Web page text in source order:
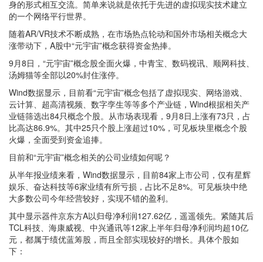
身的形式相互交流。简单来说就是依托于先进的虚拟现实技术建立
的一个网络平行世界。
随着AR/VR技术不断成熟，在市场热点轮动和国外市场相关概念大
涨带动下，A股中“元宇宙”概念获得资金热捧。
9月8日，“元宇宙”概念股全面火爆，中青宝、数码视讯、顺网科技、
汤姆猫等全部以20%封住涨停。
Wind数据显示，目前看“元宇宙”概念包括了虚拟现实、网络游戏、
云计算、超高清视频、数字孪生等等多个产业链，Wind根据相关产
业链筛选出84只概念个股。从市场表现看，9月8日上涨有73只，占
比高达86.9%。其中25只个股上涨超过10%，可见板块里概念个股
火爆，全面受到资金追捧。
目前和“元宇宙”概念相关的公司业绩如何呢？
从半年报业绩来看，Wind数据显示，目前84家上市公司，仅有星辉
娱乐、奋达科技等6家业绩有所亏损，占比不足8%。可见板块中绝
大多数公司今年经营较好，实现不错的盈利。
其中显示器件京东方A以归母净利润127.62亿，遥遥领先。紧随其后
TCL科技、海康威视、中兴通讯等12家上半年归母净利润均超10亿
元，都属于绩优蓝筹股，而且全部实现较好的增长。具体个股如
下：